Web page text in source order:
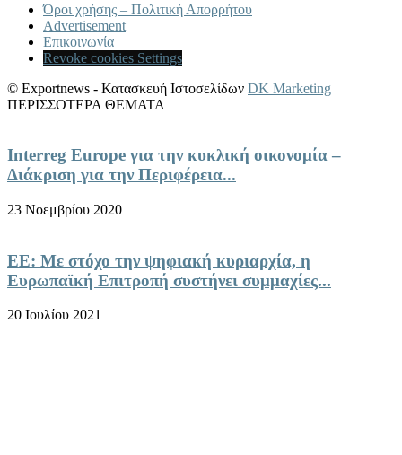
Όροι χρήσης – Πολιτική Απορρήτου
Advertisement
Επικοινωνία
Revoke cookies Settings
© Exportnews - Κατασκευή Ιστοσελίδων DK Marketing
ΠΕΡΙΣΣΟΤΕΡΑ ΘΕΜΑΤΑ
Interreg Europe για την κυκλική οικονομία –
Διάκριση για την Περιφέρεια...
23 Νοεμβρίου 2020
ΕΕ: Με στόχο την ψηφιακή κυριαρχία, η
Ευρωπαϊκή Επιτροπή συστήνει συμμαχίες...
20 Ιουλίου 2021